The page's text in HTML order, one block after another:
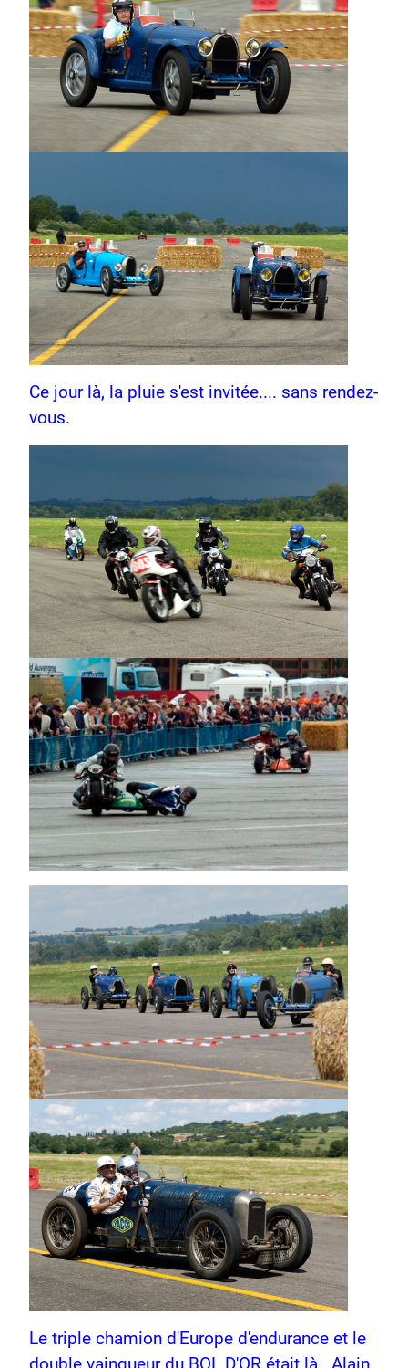
Ce jour là, la pluie s'est invitée.... sans rendez-
vous.
Le triple chamion d'Europe d'endurance et le